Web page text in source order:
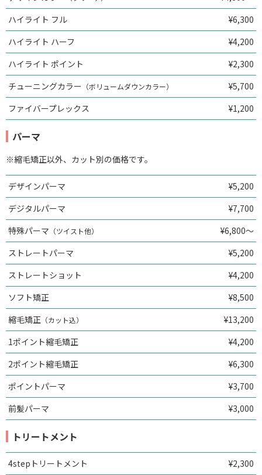
ハイライト フル
¥6,300
ハイライト ハーフ
¥4,200
ハイライト ポイント
¥2,300
チューニングカラー （ボリュームダウンカラー）
¥5,700
ファイバープレックス
¥1,200
パーマ
※縮毛矯正以外、カット別の価格です。
デザインパーマ
¥5,200
デジタルパーマ
¥7,700
特殊パーマ （ツイスト他）
¥6,800～
ストレートパーマ
¥5,200
ストレートショット
¥4,200
ソフト矯正
¥8,500
縮毛矯正 （カット込）
¥13,200
1ポイント縮毛矯正
¥4,200
2ポイント縮毛矯正
¥6,300
ポイントパーマ
¥3,700
前髪パーマ
¥3,000
トリートメント
4stepトリートメント
¥2,300